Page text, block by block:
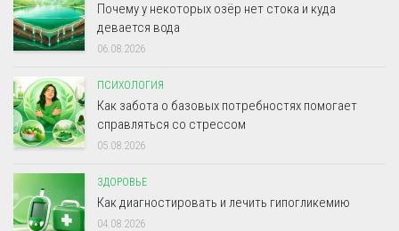
Почему у некоторых озёр нет стока и куда
девается вода
06.08.2026
ПСИХОЛОГИЯ
Как забота о базовых потребностях помогает
справляться со стрессом
05.08.2026
ЗДОРОВЬЕ
Как диагностировать и лечить гипогликемию
04.08.2026